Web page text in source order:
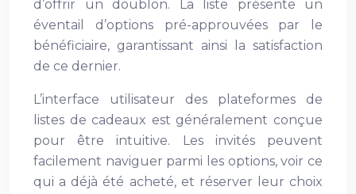
d’offrir un doublon. La liste présente un
éventail d’options pré-approuvées par le
bénéficiaire, garantissant ainsi la satisfaction
de ce dernier.
L’interface utilisateur des plateformes de
listes de cadeaux est généralement conçue
pour être intuitive. Les invités peuvent
facilement naviguer parmi les options, voir ce
qui a déjà été acheté, et réserver leur choix